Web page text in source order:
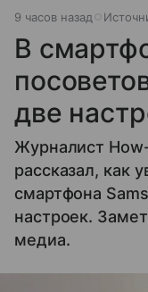
9 часов назад
В
две
Журналист
рассказал, как
смартфона
настроек.
медиа.